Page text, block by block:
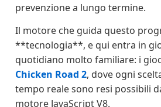
prevenzione a lungo termine.
Il motore che guida questo
**tecnologia**, e qui entra in
quotidiano molto familiare: i
Chicken Road 2, dove ogni
tempo reale sono resi possibili
motore JavaScript V8.